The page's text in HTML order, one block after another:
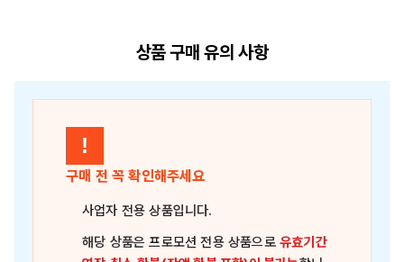
상품 구매 유의 사항
!
구매 전 꼭 확인해주세요
사업자 전용 상품입니다.
해당 상품은프로모션 전용 상품으로유효기간